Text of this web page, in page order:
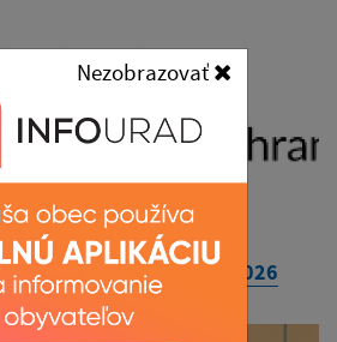
Nezobrazovať
od 1. augusta 2026